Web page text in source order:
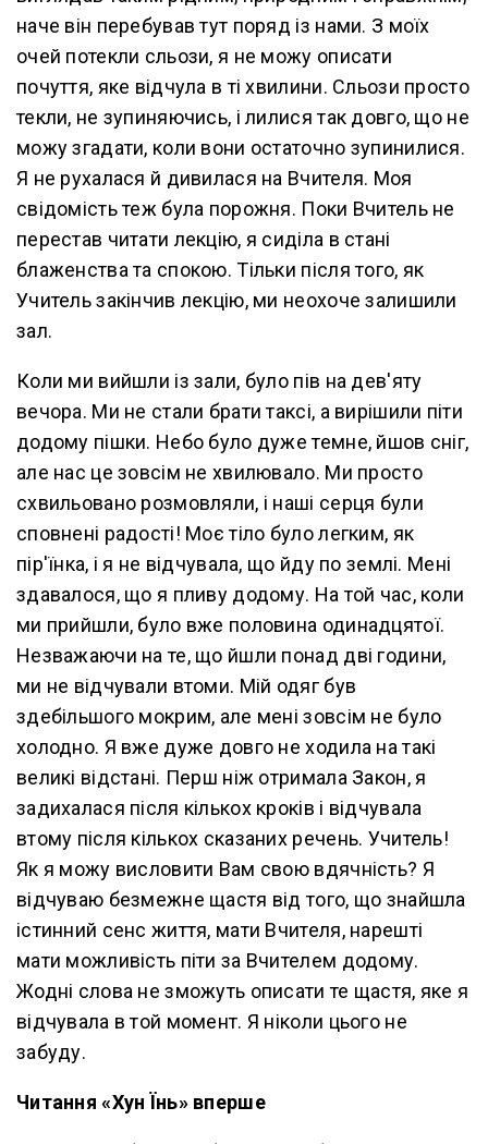
наче він перебував тут поряд із нами. З моїх
очей потекли сльози, я не можу описати
почуття, яке відчула в ті хвилини. Сльози просто
текли, не зупиняючись, і лилися так довго, що не
можу згадати, коли вони остаточно зупинилися.
Я не рухалася й дивилася на Вчителя. Моя
свідомість теж була порожня. Поки Вчитель не
перестав читати лекцію, я сиділа в стані
блаженства та спокою. Тільки після того, як
Учитель закінчив лекцію, ми неохоче залишили
зал.
Коли ми вийшли із зали, було пів на дев'яту
вечора. Ми не стали брати таксі, а вирішили піти
додому пішки. Небо було дуже темне, йшов сніг,
але нас це зовсім не хвилювало. Ми просто
схвильовано розмовляли, і наші серця були
сповнені радості! Моє тіло було легким, як
пір'їнка, і я не відчувала, що йду по землі. Мені
здавалося, що я пливу додому. На той час, коли
ми прийшли, було вже половина одинадцятої.
Незважаючи на те, що йшли понад дві години,
ми не відчували втоми. Мій одяг був
здебільшого мокрим, але мені зовсім не було
холодно. Я вже дуже довго не ходила на такі
великі відстані. Перш ніж отримала Закон, я
задихалася після кількох кроків і відчувала
втому після кількох сказаних речень. Учитель!
Як я можу висловити Вам свою вдячність? Я
відчуваю безмежне щастя від того, що знайшла
істинний сенс життя, мати Вчителя, нарешті
мати можливість піти за Вчителем додому.
Жодні слова не зможуть описати те щастя, яке я
відчувала в той момент. Я ніколи цього не
забуду.
Читання «Хун Їнь» вперше